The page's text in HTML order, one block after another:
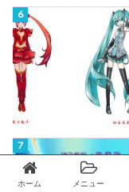
ホーム メニュー
Twitter